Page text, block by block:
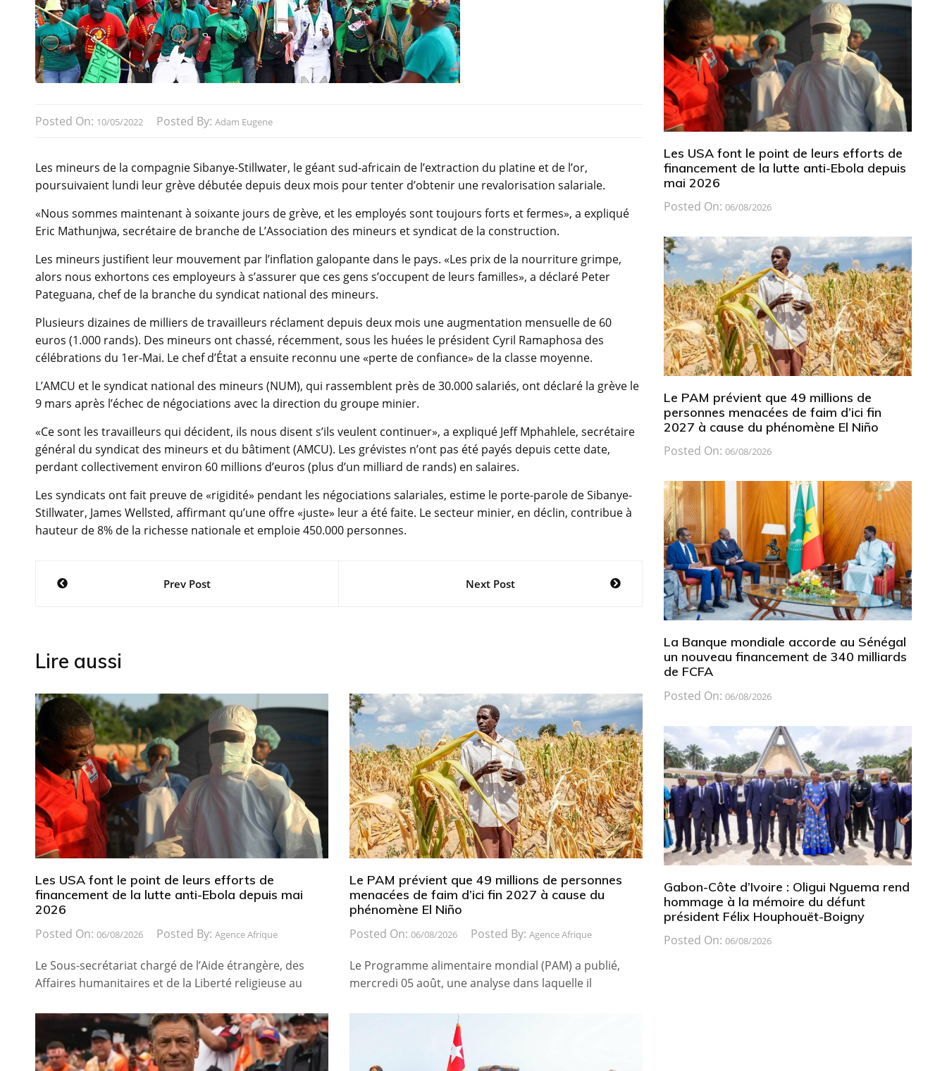
Posted On: 10/05/2022 Posted By: Adam Eugene
Les mineurs de la compagnie Sibanye-Stillwater, le géant sud-africain de l’extraction du platine et de l’or,
poursuivaient lundi leur grève débutée depuis deux mois pour tenter d’obtenir une revalorisation salariale.
«Nous sommes maintenant à soixante jours de grève, et les employés sont toujours forts et fermes», a expliqué
Eric Mathunjwa, secrétaire de branche de L’Association des mineurs et syndicat de la construction.
Les mineurs justifient leur mouvement par l’inflation galopante dans le pays. «Les prix de la nourriture grimpe,
alors nous exhortons ces employeurs à s’assurer que ces gens s’occupent de leurs familles», a déclaré Peter
Pateguana, chef de la branche du syndicat national des mineurs.
Plusieurs dizaines de milliers de travailleurs réclament depuis deux mois une augmentation mensuelle de 60
euros (1.000 rands). Des mineurs ont chassé, récemment, sous les huées le président Cyril Ramaphosa des
célébrations du 1er-Mai. Le chef d’État a ensuite reconnu une «perte de confiance» de la classe moyenne.
L’AMCU et le syndicat national des mineurs (NUM), qui rassemblent près de 30.000 salariés, ont déclaré la grève le
9 mars après l’échec de négociations avec la direction du groupe minier.
«Ce sont les travailleurs qui décident, ils nous disent s’ils veulent continuer», a expliqué Jeff Mphahlele, secrétaire
général du syndicat des mineurs et du bâtiment (AMCU). Les grévistes n’ont pas été payés depuis cette date,
perdant collectivement environ 60 millions d’euros (plus d’un milliard de rands) en salaires.
Les syndicats ont fait preuve de «rigidité» pendant les négociations salariales, estime le porte-parole de Sibanye-
Stillwater, James Wellsted, affirmant qu’une offre «juste» leur a été faite. Le secteur minier, en déclin, contribue à
hauteur de 8% de la richesse nationale et emploie 450.000 personnes.
NavigationPrev Post Next Post
Lire aussi
Les USA font le point de leurs efforts de
financement de la lutte anti-Ebola depuis mai
2026
Posted On: 06/08/2026 Posted By: Agence Afrique
Le Sous-secrétariat chargé de l’Aide étrangère, des
Affaires humanitaires et de la Liberté religieuse au
Le PAM prévient que 49 millions de personnes
menacées de faim d’ici fin 2027 à cause du
phénomène El Niño
Posted On: 06/08/2026 Posted By: Agence Afrique
Le Programme alimentaire mondial (PAM) a publié,
mercredi 05 août, une analyse dans laquelle il
Les USA font le point de leurs efforts de
financement de la lutte anti-Ebola depuis
mai 2026
Posted On: 06/08/2026
Le PAM prévient que 49 millions de
personnes menacées de faim d’ici fin
2027 à cause du phénomène El Niño
Posted On: 06/08/2026
La Banque mondiale accorde au Sénégal
un nouveau financement de 340 milliards
de FCFA
Posted On: 06/08/2026
Gabon-Côte d’Ivoire : Oligui Nguema rend
hommage à la mémoire du défunt
président Félix Houphouët-Boigny
Posted On: 06/08/2026